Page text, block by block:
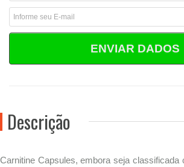
ENVIAR DADOS
Descrição
Carnitine Capsules, embora seja classificada